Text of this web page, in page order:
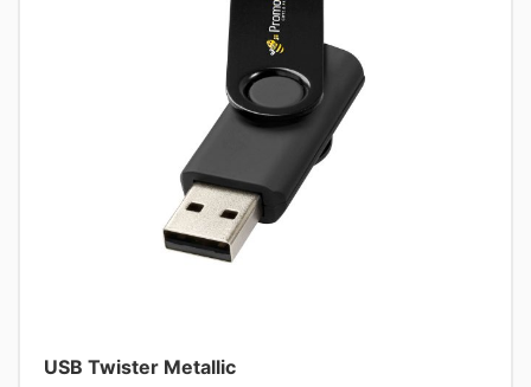
USB Twister Metallic